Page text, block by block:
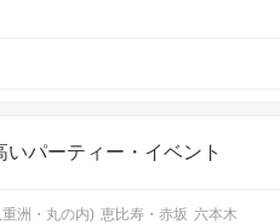
パーティー・イベント
洲・丸の内) 恵比寿・赤坂 六本木